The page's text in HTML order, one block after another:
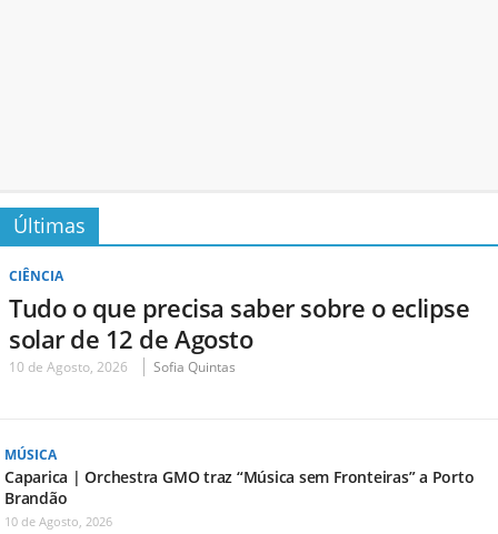
Últimas
CIÊNCIA
Tudo o que precisa saber sobre o eclipse
solar de 12 de Agosto
10 de Agosto, 2026 Sofia Quintas
MÚSICA
Caparica | Orchestra GMO traz “Música sem Fronteiras” a Porto
Brandão
10 de Agosto, 2026